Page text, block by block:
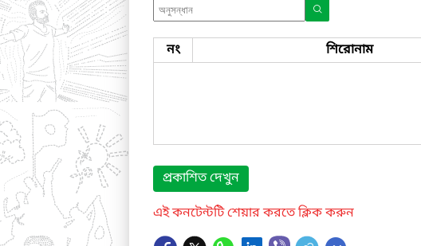
নং শিরোনাম
প্রকাশিত দেখুন
এই কনটেন্টটি শেয়ার করতে ক্লিক করুন